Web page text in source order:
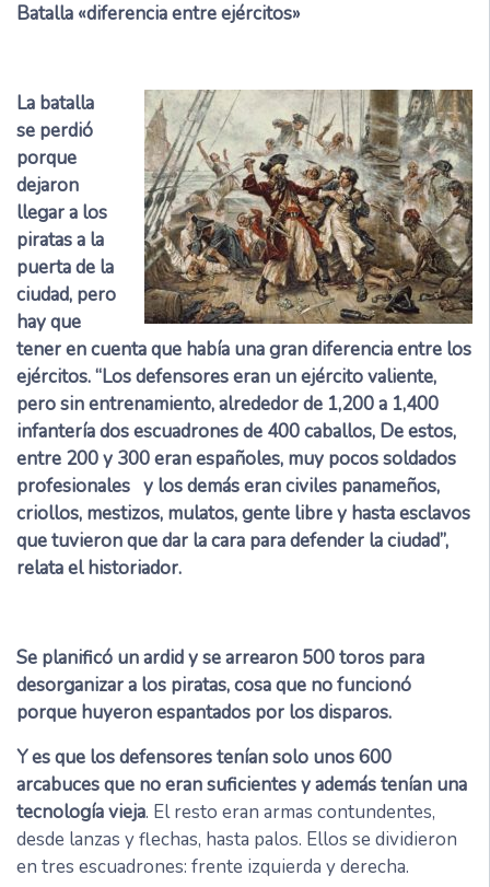
Batalla «diferencia entre ejércitos»
La batalla
se perdió
porque
dejaron
llegar a los
piratas a la
puerta de la
ciudad, pero
hay que
tener en cuenta que había una gran diferencia entre los
ejércitos. “Los defensores eran un ejército valiente,
pero sin entrenamiento, alrededor de 1,200 a 1,400
infantería dos escuadrones de 400 caballos, De estos,
entre 200 y 300 eran españoles, muy pocos soldados
profesionales y los demás eran civiles panameños,
criollos, mestizos, mulatos, gente libre y hasta esclavos
que tuvieron que dar la cara para defender la ciudad”,
relata el historiador.
Se planificó un ardid y se arrearon 500 toros para
desorganizar a los piratas, cosa que no funcionó
porque huyeron espantados por los disparos.
Y es que los defensores tenían solo unos 600
arcabuces que no eran suficientes y además tenían una
tecnología vieja. El resto eran armas contundentes,
desde lanzas y flechas, hasta palos. Ellos se dividieron
en tres escuadrones: frente izquierda y derecha.